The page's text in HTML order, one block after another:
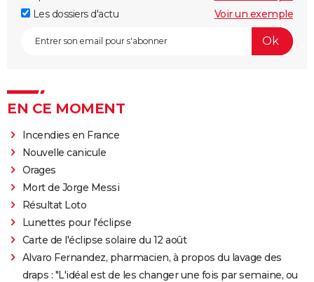
Les dossiers d'actu
Voir un exemple
EN CE MOMENT
Incendies en France
Nouvelle canicule
Orages
Mort de Jorge Messi
Résultat Loto
Lunettes pour l'éclipse
Carte de l'éclipse solaire du 12 août
Alvaro Fernandez, pharmacien, à propos du lavage des
draps : "L'idéal est de les changer une fois par semaine, ou